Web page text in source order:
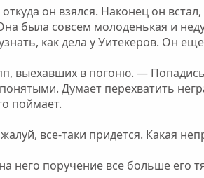
он взялся. Наконец он
была совсем молоденькая и
как дела у Уитекеров. Он еще
выехавших в погоню. —
Думает перехватить
поймает.
все-таки придется. Какая
него поручение все больше его